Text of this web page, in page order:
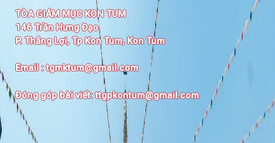
TÒA GIÁM MỤC KON TUM
146 Trần Hưng Đạo
P. Thắng Lợi, Tp Kon Tum, Kon Tum
Email :tgmktum@gmail.com
Đóng góp bài viết:ttgpkontum@gmail.com